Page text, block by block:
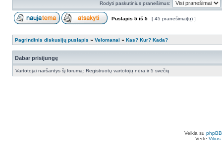
Rodyti paskutinius pranešimus:
Puslapis 5 iš 5 [ 45 pranešimai(ų) ]
Pagrindinis diskusijų puslapis » Velomanai » Kas? Kur? Kada?
Dabar prisijungę
Vartotojai naršantys šį forumą: Registruotų vartotojų nėra ir 5 svečių
Veikia su phpBB
Vertė Vilius